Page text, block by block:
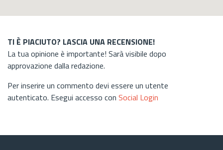
TI È PIACIUTO? LASCIA UNA RECENSIONE!
La tua opinione è importante! Sarà visibile dopo
approvazione dalla redazione.
Per inserire un commento devi essere un utente
autenticato. Esegui accesso con Social Login